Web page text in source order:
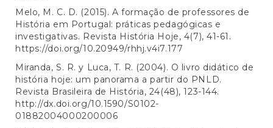
Melo, M. C. D. (2015). A formação de professores de
História em Portugal: práticas pedagógicas e
investigativas. Revista História Hoje, 4(7), 41-61.
https://doi.org/10.20949/rhhj.v4i7.177
Miranda, S. R. y Luca, T. R. (2004). O livro didático de
história hoje: um panorama a partir do PNLD.
Revista Brasileira de História, 24(48), 123-144.
http://dx.doi.org/10.1590/S0102-
01882004000200006